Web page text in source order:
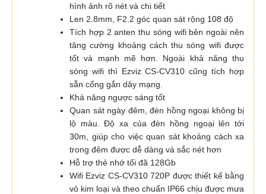
hình ảnh rõ nét và chi tiết
Len 2.8mm, F2.2 góc quan sát rộng 108 độ
Tích hợp 2 anten thu sóng wifi bên ngoài nên
tăng cường khoảng cách thu sóng wifi được
tốt và mạnh mẽ hơn. Ngoài khả năng thu
sóng wifi thì Ezviz CS-CV310 cũng tích hợp
sẵn cổng gắn dây mạng.
Khả năng ngược sáng tốt
Quan sát ngày đêm, đèn hồng ngoại không bị
lộ màu. Độ xa của đèn hồng ngoại lên tới
30m, giúp cho việc quan sát khoảng cách xa
trong đêm được dễ dàng và sắc nét hơn
Hỗ trợ thẻ nhớ tối đã 128Gb
Wifi Ezviz CS-CV310 720P được thiết kế bằng
vỏ kim loại và theo chuẩn IP66 chịu được mưa